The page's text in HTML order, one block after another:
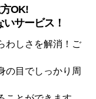
OK!
サービス！
わしさを解消！ご
の目でしっかり周